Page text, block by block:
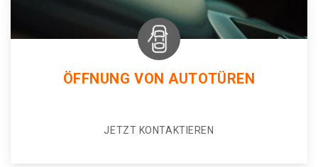
ÖFFNUNG VON AUTOTÜREN
JETZT KONTAKTIEREN